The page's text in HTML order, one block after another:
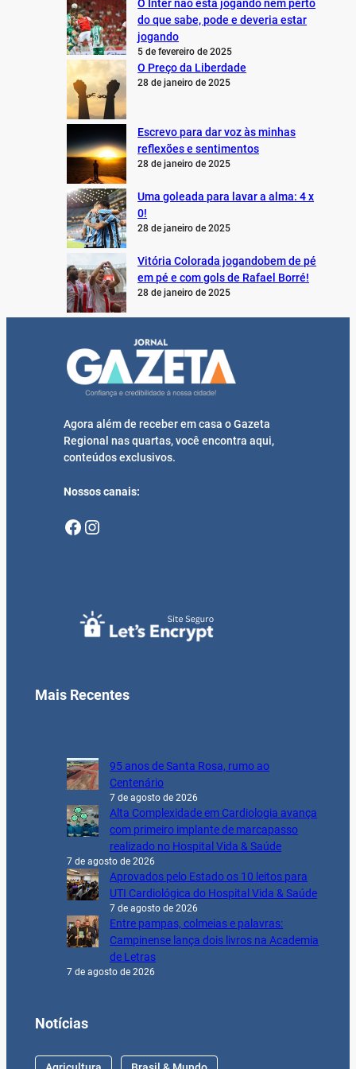
O Inter não está jogando nem perto
do que sabe, pode e deveria estar
jogando
5 de fevereiro de 2025
O Preço da Liberdade
28 de janeiro de 2025
Escrevo para dar voz às minhas
reflexões e sentimentos
28 de janeiro de 2025
Uma goleada para lavar a alma: 4 x
0!
28 de janeiro de 2025
Vitória Colorada jogandobem de pé
em pé e com gols de Rafael Borré!
28 de janeiro de 2025
Agora além de receber em casa o Gazeta
Regional nas quartas, você encontra aqui,
conteúdos exclusivos.
Nossos canais:
Facebook Instagram
Mais Recentes
95 anos de Santa Rosa, rumo ao
Centenário
7 de agosto de 2026
Alta Complexidade em Cardiologia avança
com primeiro implante de marcapasso
realizado no Hospital Vida & Saúde
7 de agosto de 2026
Aprovados pelo Estado os 10 leitos para
UTI Cardiológica do Hospital Vida & Saúde
7 de agosto de 2026
Entre pampas, colmeias e palavras:
Campinense lança dois livros na Academia
de Letras
7 de agosto de 2026
Notícias